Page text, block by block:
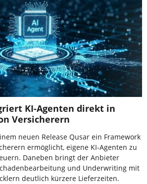
KI-Agenten direkt in
Versicherern
neuen Release Qusar ein Framework
ermöglicht, eigene KI-Agenten zu
Daneben bringt der Anbieter
und Underwriting mit
deutlich kürzere Lieferzeiten.